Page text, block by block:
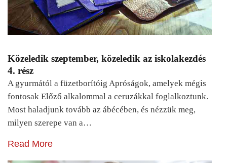
Közeledik szeptember, közeledik az iskolakezdés
4. rész
A gyurmától a füzetborítóig Apróságok, amelyek mégis
fontosak Előző alkalommal a ceruzákkal foglalkoztunk.
Most haladjunk tovább az ábécében, és nézzük meg,
milyen szerepe van a…
Read More